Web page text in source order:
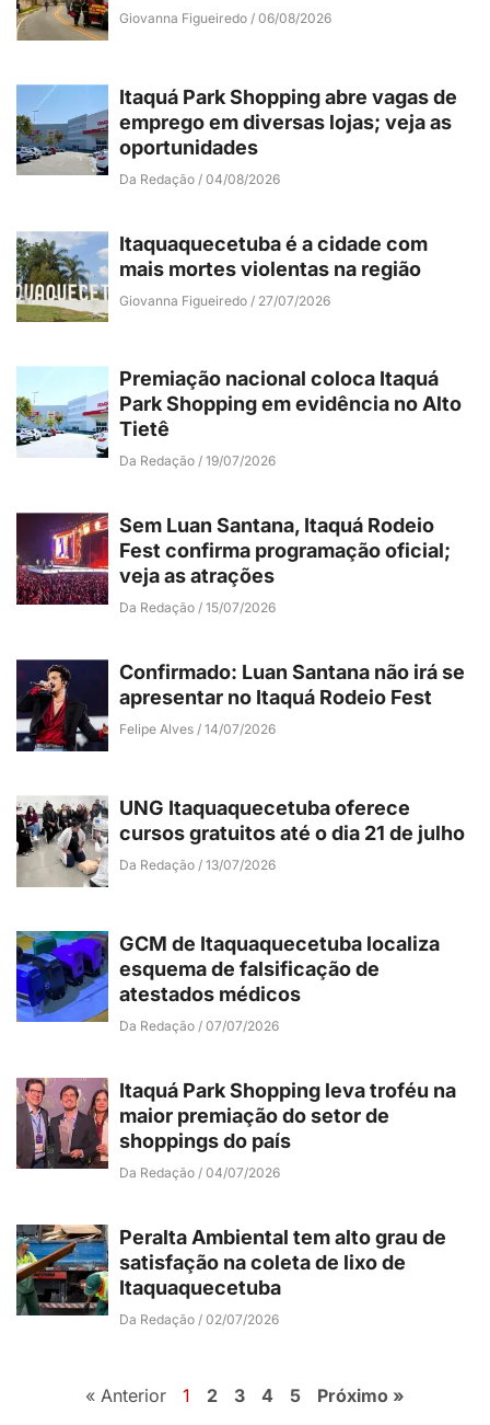
Giovanna Figueiredo 06/08/2026
Itaquá Park Shopping abre vagas de
emprego em diversas lojas; veja as
oportunidades
Da Redação 04/08/2026
Itaquaquecetuba é a cidade com
mais mortes violentas na região
Giovanna Figueiredo 27/07/2026
Premiação nacional coloca Itaquá
Park Shopping em evidência no Alto
Tietê
Da Redação 19/07/2026
Sem Luan Santana, Itaquá Rodeio
Fest confirma programação oficial;
veja as atrações
Da Redação 15/07/2026
Confirmado: Luan Santana não irá se
apresentar no Itaquá Rodeio Fest
Felipe Alves 14/07/2026
UNG Itaquaquecetuba oferece
cursos gratuitos até o dia 21 de julho
Da Redação 13/07/2026
GCM de Itaquaquecetuba localiza
esquema de falsificação de
atestados médicos
Da Redação 07/07/2026
Itaquá Park Shopping leva troféu na
maior premiação do setor de
shoppings do país
Da Redação 04/07/2026
Peralta Ambiental tem alto grau de
satisfação na coleta de lixo de
Itaquaquecetuba
Da Redação 02/07/2026
« Anterior 1 2 3 4 5 Próximo »